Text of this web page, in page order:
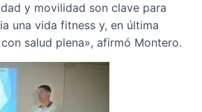
y movilidad son clave para
una vida fitness y, en última
salud plena», afirmó Montero.